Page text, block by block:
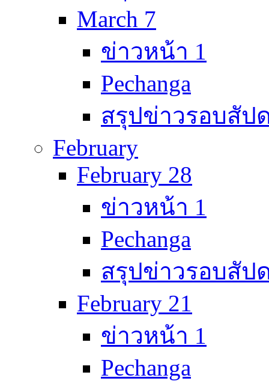
March 7
ข่าวหน้า 1
Pechanga
สรุปข่าวรอบสัป
February
February 28
ข่าวหน้า 1
Pechanga
สรุปข่าวรอบสัป
February 21
ข่าวหน้า 1
Pechanga